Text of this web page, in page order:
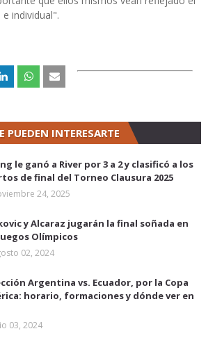
individual".
PUEDEN INTERESARTE
le ganó a River por 3 a 2 y clasificó a los
de final del Torneo Clausura 2025
24, 2025
y Alcaraz jugarán la final soñada en
Olímpicos
02, 2024
Argentina vs. Ecuador, por la Copa
horario, formaciones y dónde ver en
03, 2024